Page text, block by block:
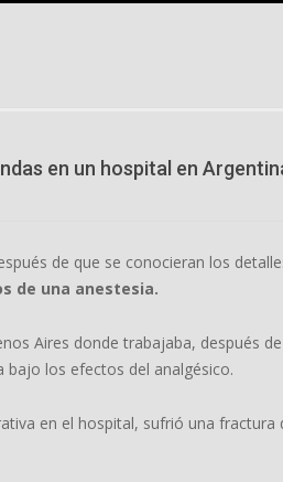
en un hospital en
de que se conocieran los
de una anestesia.
Aires donde trabajaba, después
bajo los efectos del analgésico.
en el hospital, sufrió una fractura